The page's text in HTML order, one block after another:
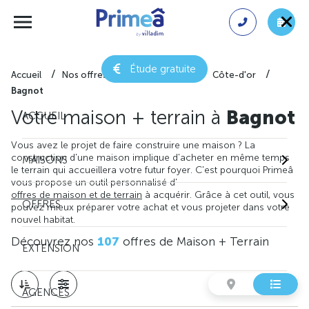
Étude gratuite
ACCUEIL
MAISONS
OFFRES
EXTENSION
AGENCES
Accueil Nos offres de maison + terrain
Côte-d'or
Bagnot
Votre maison + terrain à Bagnot
Vous avez le projet de faire construire une maison ? La
construction d'une maison implique d'acheter en même temps
le terrain qui accueillera votre futur foyer. C'est pourquoi Primeâ
vous propose un outil personnalisé d'
offres de maison et de terrain à acquérir. Grâce à cet outil, vous
pouvez mieux préparer votre achat et vous projeter dans votre
nouvel habitat.
Découvrez nos 107 offres de Maison + Terrain